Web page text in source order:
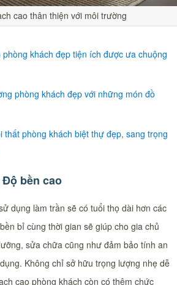
cao thân thiện với môi trường
khách đẹp tiện ích được ưa chuộng
phòng khách đẹp với những món đồ
thất phòng khách biệt thự đẹp, sang trọng
bền cao
dụng làm trần sẽ có tuổi thọ dài hơn các
bỉ cùng thời gian sẽ giúp cho gia chủ
sửa chữa cũng như đảm bảo tính an
Không chỉ sở hữu trọng lượng nhẹ dễ
cao phòng khách còn có thêm chức